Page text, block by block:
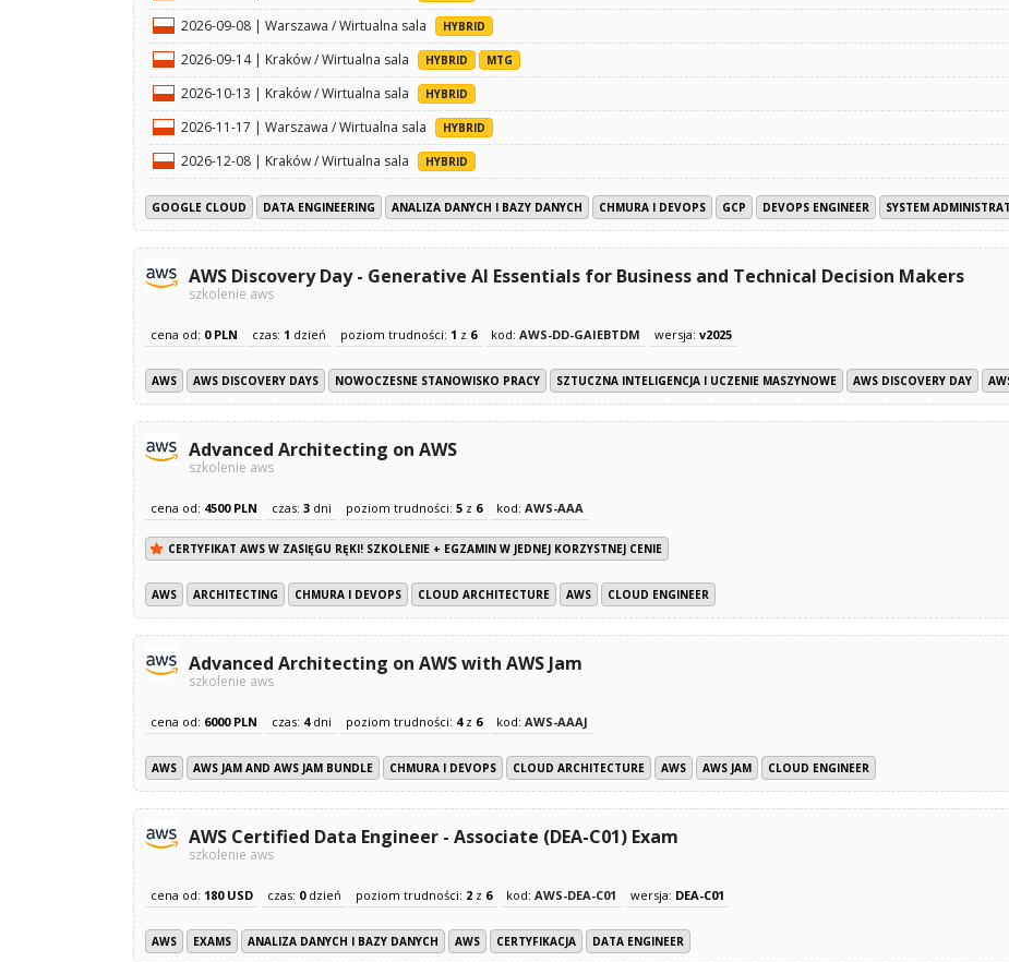
2026-09-08 | Warszawa / Wirtualna sala HYBRID
2026-09-14 | Kraków / Wirtualna sala HYBRID MTG
2026-10-13 | Kraków / Wirtualna sala HYBRID
2026-11-17 | Warszawa / Wirtualna sala HYBRID
2026-12-08 | Kraków / Wirtualna sala HYBRID
GOOGLE CLOUD DATA ENGINEERING ANALIZA DANYCH I BAZY DANYCH CHMURA I DEVOPS GCP DEVOPS ENGINEER SYSTEM
AWS Discovery Day - Generative AI Essentials for Business and Technical Decision Makers
szkolenie aws
cena od: 0 PLN czas: 1 dzień poziom trudności: 1 z 6 kod: AWS-DD-GAIEBTDM wersja: v2025
AWS AWS DISCOVERY DAYS NOWOCZESNE STANOWISKO PRACY SZTUCZNA INTELIGENCJA I UCZENIE MASZYNOWE AWS DISCOVERY DAY
Advanced Architecting on AWS
szkolenie aws
cena od: 4500 PLN czas: 3 dni poziom trudności: 5 z 6 kod: AWS-AAA
CERTYFIKAT AWS W ZASIĘGU RĘKI! SZKOLENIE + EGZAMIN W JEDNEJ KORZYSTNEJ CENIE
AWS ARCHITECTING CHMURA I DEVOPS CLOUD ARCHITECTURE AWS CLOUD ENGINEER
Advanced Architecting on AWS with AWS Jam
szkolenie aws
cena od: 6000 PLN czas: 4dni poziom trudności: 4z 6 kod: AWS-AAAJ
AWS AWS JAM AND AWS JAM BUNDLE CHMURA I DEVOPS CLOUD ARCHITECTURE AWS AWS JAM CLOUD ENGINEER
AWS Certified Data Engineer - Associate (DEA-C01) Exam
szkolenie aws
cena od: 180 USD czas: 0dzień poziom trudności: 2 z 6 kod: AWS-DEA-C01 wersja: DEA-C01
AWS EXAMS ANALIZA DANYCH I BAZY DANYCH AWS CERTYFIKACJA DATA ENGINEER